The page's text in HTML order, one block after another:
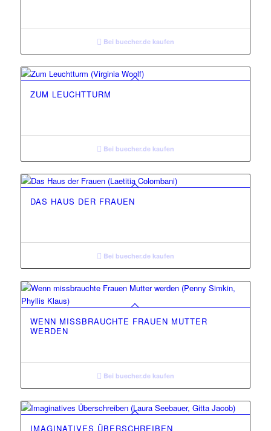
Bei buecher.de kaufen
ZUM LEUCHTTURM
Bei buecher.de kaufen
DAS HAUS DER FRAUEN
Bei buecher.de kaufen
WENN MISSBRAUCHTE FRAUEN MUTTER
WERDEN
Bei buecher.de kaufen
IMAGINATIVES ÜBERSCHREIBEN